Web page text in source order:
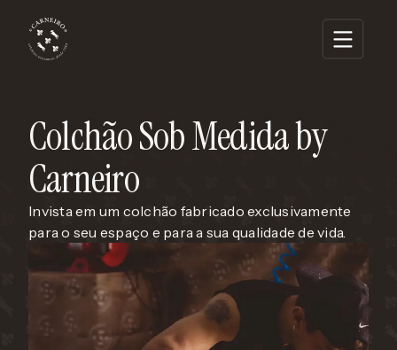
Home
Sobre
Revendedores
Colchão Sob Medida by
Carneiro
Invista em um colchão fabricado exclusivamente
para o seu espaço e para a sua qualidade de vida.